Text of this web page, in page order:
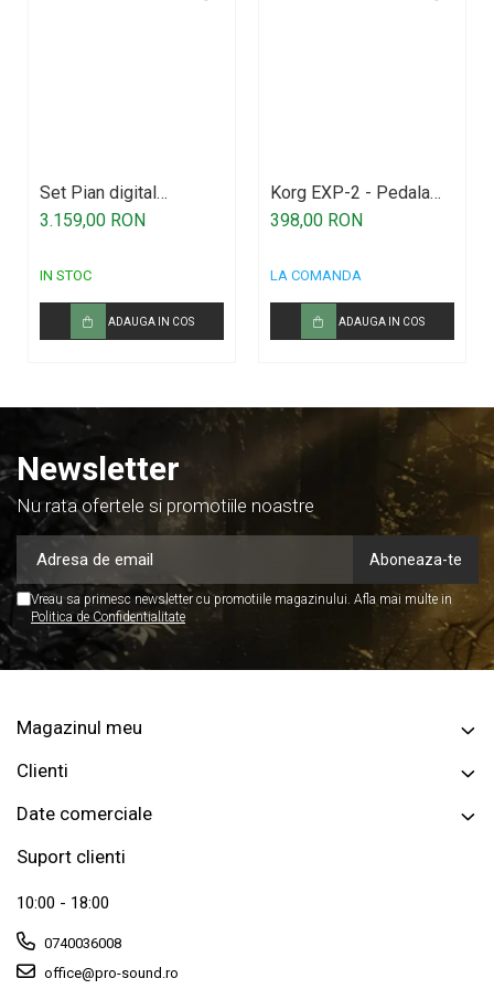
Set Pian digital
Hemingway DP-501
MKII AT
3.159,00 RON
IN STOC
ADAUGA IN COS
Korg EXP-2 - Pedala
expresie
398,00 RON
LA COMANDA
ADAUGA IN COS
Newsletter
Nu rata ofertele si promotiile noastre
Vreau sa primesc newsletter cu promotiile magazinului. Afla mai multe in
Politica de Confidentialitate
Magazinul meu
Clienti
Date comerciale
Suport clienti
10:00 - 18:00
0740036008
office@pro-sound.ro